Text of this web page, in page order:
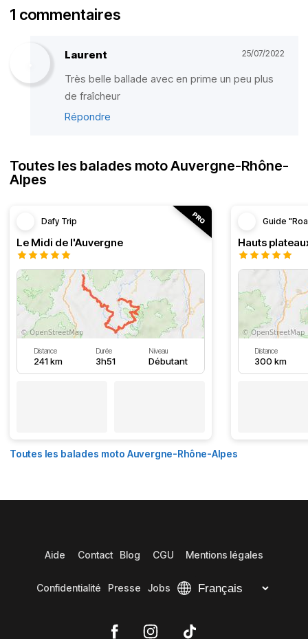
1 commentaires
Laurent 25/07/2022
Très belle ballade avec en prime un peu plus
de fraîcheur
Répondre
Toutes les balades moto Auvergne-Rhône-
Alpes
Dafy Trip
Le Midi de l'Auvergne
Distance
241 km
Durée
3h51
Niveau
Débutant
Guide
Hauts
Distance
300 km
Toutes les balades moto Auvergne-Rhône-Alpes
Aide Contact Blog CGU Mentions légales
Confidentialité Presse Jobs